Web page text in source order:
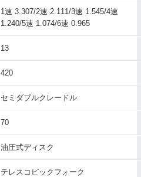
1速 3.307/2速 2.111/3速 1.545/4速
1.240/5速 1.074/6速 0.965
13
420
セミダブルクレードル
70
油圧式ディスク
テレスコピックフォーク